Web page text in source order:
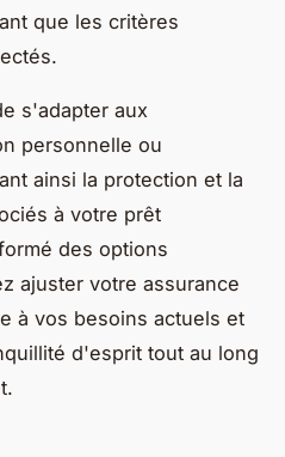
que les critères
s'adapter aux
personnelle ou
ainsi la protection et la
à votre prêt
des options
ajuster votre assurance
à vos besoins actuels et
d'esprit tout au long